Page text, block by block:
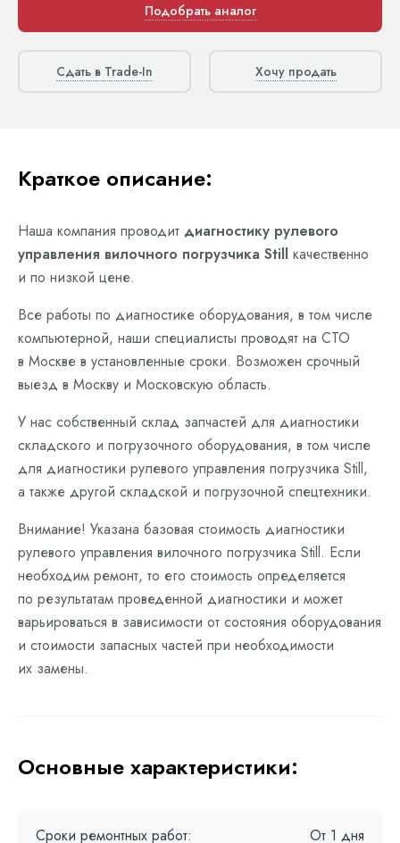
Подобрать аналог
Сдать в Trade-In Хочу продать
Краткое описание:
Наша компания проводит диагностику рулевого
управления вилочного погрузчика Still качественно
и по низкой цене.
Все работы по диагностике оборудования, в том числе
компьютерной, наши специалисты проводят на СТО
в Москве в установленные сроки. Возможен срочный
выезд в Москву и Московскую область.
У нас собственный склад запчастей для диагностики
складского и погрузочного оборудования, в том числе
для диагностики рулевого управления погрузчика Still,
а также другой складской и погрузочной спецтехники.
Внимание! Указана базовая стоимость диагностики
рулевого управления вилочного погрузчика Still. Если
необходим ремонт, то его стоимость определяется
по результатам проведенной диагностики и может
варьироваться в зависимости от состояния оборудования
и стоимости запасных частей при необходимости
их замены.
Основные характеристики:
Сроки ремонтных работ: От 1 дня